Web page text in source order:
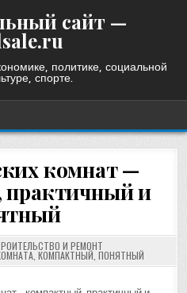
сайт —
политике, социальной
спорте.
комнат —
и
И РЕМОНТ
, КОМПАКТНЫЙ, ПОНЯТНЫЙ